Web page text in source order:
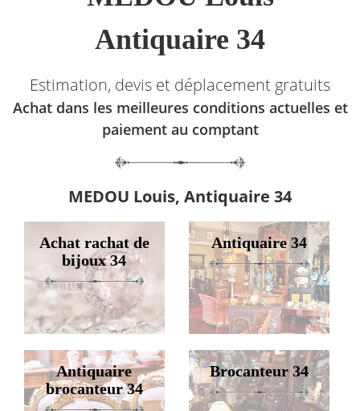
Antiquaire 34
Estimation, devis et déplacement gratuits
Achat dans les meilleures conditions actuelles et
paiement au comptant
MEDOU Louis, Antiquaire 34
Achat rachat de
bijoux 34
Antiquaire 34
Antiquaire
brocanteur 34
Brocanteur 34